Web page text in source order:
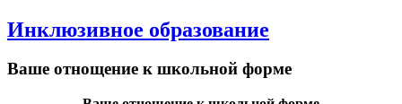
Инклюзивное образование
Ваше отнощение к школьной форме